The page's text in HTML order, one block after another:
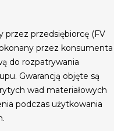
przez przedsiębiorcę (FV
przez konsumenta
do rozpatrywania
Gwarancją objęte są
wad materiałowych
podczas użytkowania